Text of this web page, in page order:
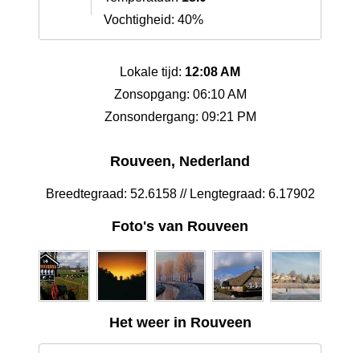
Vochtigheid: 40%
Lokale tijd: 12:08 AM
Zonsopgang: 06:10 AM
Zonsondergang: 09:21 PM
Rouveen, Nederland
Breedtegraad: 52.6158 // Lengtegraad: 6.17902
Foto's van Rouveen
Het weer in Rouveen